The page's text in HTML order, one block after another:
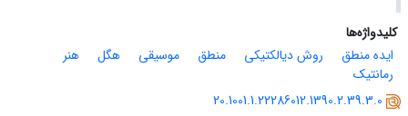
کلیدواژه‌ها
ایده منطق
روش دیالکتیکی منطق موسیقی هگل
هنر
رمانتیک
20.1001.1.22286012.1390.2.39.3.0